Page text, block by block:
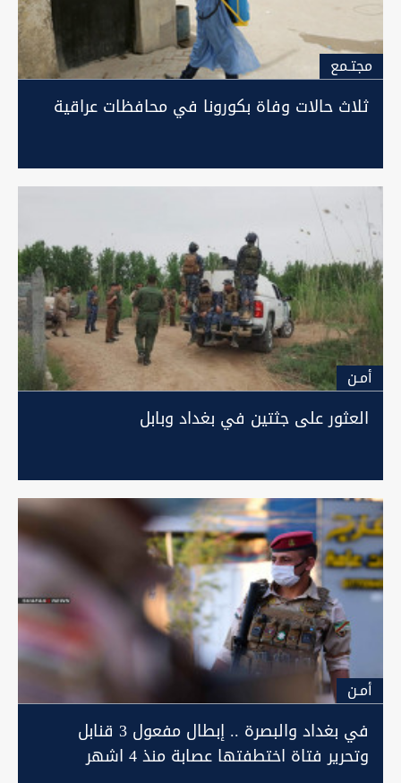
مجتـمع
ثلاث حالات وفاة بكورونا في محافظات عراقية
أمـن
العثور على جثتين في بغداد وبابل
أمـن
في بغداد والبصرة .. إبطال مفعول 3 قنابل
وتحرير فتاة اختطفتها عصابة منذ 4 اشهر